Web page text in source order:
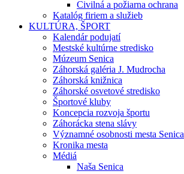
Civilná a požiarna ochrana
Katalóg firiem a služieb
KULTÚRA, ŠPORT
Kalendár podujatí
Mestské kultúrne stredisko
Múzeum Senica
Záhorská galéria J. Mudrocha
Záhorská knižnica
Záhorské osvetové stredisko
Športové kluby
Koncepcia rozvoja športu
Záhorácka stena slávy
Významné osobnosti mesta Senica
Kronika mesta
Médiá
Naša Senica